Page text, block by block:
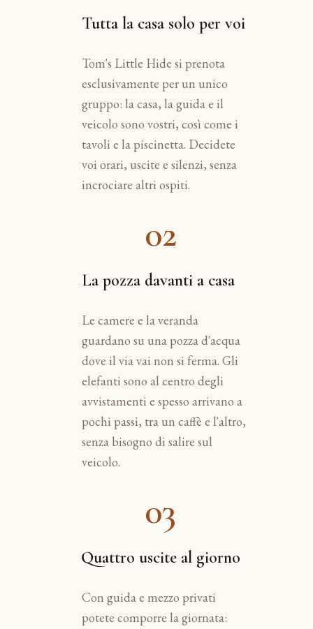
Tutta la casa solo per voi
Tom's Little Hide si prenota
esclusivamente per un unico
gruppo: la casa, la guida e il
veicolo sono vostri, così come i
tavoli e la piscinetta. Decidete
voi orari, uscite e silenzi, senza
incrociare altri ospiti.
02
La pozza davanti a casa
Le camere e la veranda
guardano su una pozza d'acqua
dove il via vai non si ferma. Gli
elefanti sono al centro degli
avvistamenti e spesso arrivano a
pochi passi, tra un caffè e l'altro,
senza bisogno di salire sul
veicolo.
03
Quattro uscite al giorno
Con guida e mezzo privati
potete comporre la giornata: